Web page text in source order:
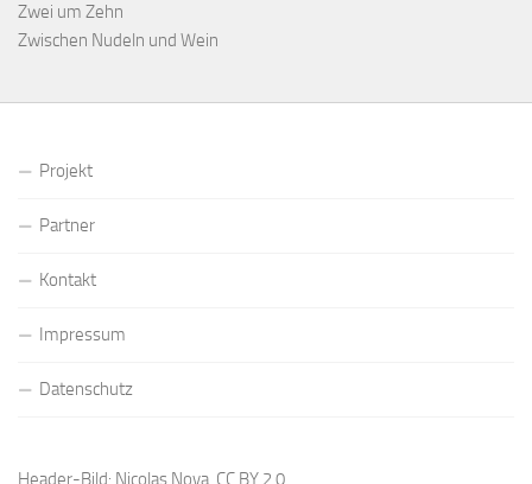
Zwei um Zehn
Zwischen Nudeln und Wein
Projekt
Partner
Kontakt
Impressum
Datenschutz
Header-Bild: Nicolas Nova, CC BY 2.0